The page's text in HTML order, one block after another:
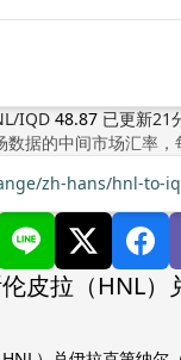
/IQD 48.87 已更新21
据的中间市场汇率，
zh-hans/hnl-to-
皮拉（HNL）